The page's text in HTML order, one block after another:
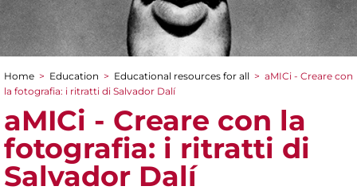
You are here
Home > Education > Educational resources for all > aMICi - Creare con
la fotografia: i ritratti di Salvador Dalí
aMICi - Creare con la
fotografia: i ritratti di
Salvador Dalí